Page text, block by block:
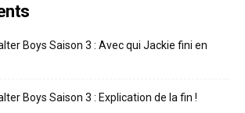
Boys Saison 3 : Avec qui Jackie fini en
Boys Saison 3 : Explication de la fin !